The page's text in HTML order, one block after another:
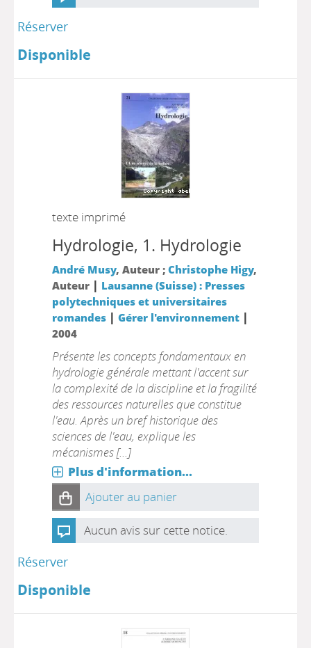
Réserver
Disponible
texte imprimé
Hydrologie, 1. Hydrologie
André Musy, Auteur ; Christophe Higy,
Auteur | Lausanne (Suisse) : Presses
polytechniques et universitaires
romandes| Gérer l'environnement|
2004
Présente les concepts fondamentaux en
hydrologie générale mettant l'accent sur
la complexité de la discipline et la fragilité
des ressources naturelles que constitue
l'eau. Après un bref historique des
sciences de l'eau, explique les
mécanismes [...]
Plus d'information...
Ajouter au panier
Aucun avis sur cette notice.
Réserver
Disponible